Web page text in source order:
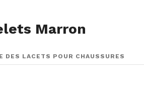
Marron
DES LACETS POUR CHAUSSURES